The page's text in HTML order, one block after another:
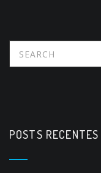
POSTS RECENTES